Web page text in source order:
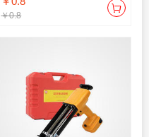
￥0.8